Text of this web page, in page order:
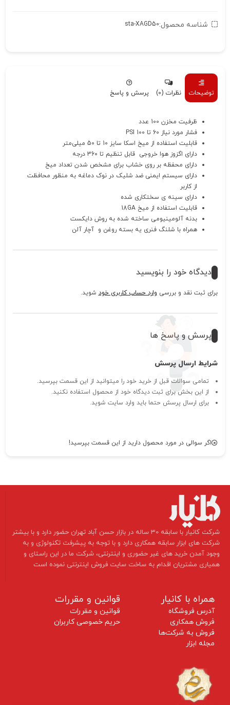
شناسه محصول:sta-XAGD50
توضیحات نظرات (0) پرسش و پاسخ
ظرفیت مخزن 100 عدد
فشار مورد نیاز 60 تا 100 PSI
قابلیت استفاده از میخ اسکا سایز 10 تا 50 میلی‌متر
دارای اگزوز هوا خروجی قابل تنظیم تا 360 درجه
دارای محفظه بر روی خشاب برای مشخص شدن تعداد میخ
دارای سیستم ایمنی ضد شلیک در نوک دماغه به منظور محافظت
از کاربر
دارای سینه ی سختکاری شده
قابلیت استفاده از میخ 18GA
بدنه آلومینیومی ساخته شده به روش دایکست
همراه با شلنگ فنری یه بسته روغن و آچار آلن
دیدگاه خود را بنویسید
برای ثبت نقد و بررسی وارد حساب کاربری خود شوید.
پرسش و پاسخ ها
شرایط ارسال پرسش
تمامی سوالات قبل از خرید خود را میتوانید از این قسمت بپرسید.
از این بخش برای ثبت دیدگاه خود از محصول استفاده نکنید.
برای ارسال پرسش حتما باید وارد سایت شوید.
اگر سوالی در مورد محصول دارید از این قسمت بپرسید!
​شرکت کانیار با سابقه 30 ساله در بازار حسن آباد تهران حضور دارد و با بیشتر
شرکت های ابزار سابقه همکاری دارد و با توجه به پیشرفت تکنولوژی و به
وجود آمدن خرید های غیر حضوری و اینترنتی، شرکت ما در این راستای و
همیاری مشتریان اقدام به ساخت سایت فروش اینترنتی نموده است ​​​​​​​
همراه با کانیار
آدرس فروشگاه
فروش همکاری
فروش به شرکت‌ها
مجله ابزار
قوانین و مقررات
قوانین و مقررات
حریم خصوصی کاربران